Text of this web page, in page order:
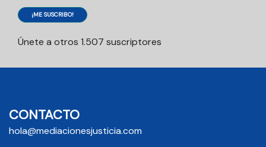
¡ME SUSCRIBO!
Únete a otros 1.507 suscriptores
CONTACTO
hola@mediacionesjusticia.com